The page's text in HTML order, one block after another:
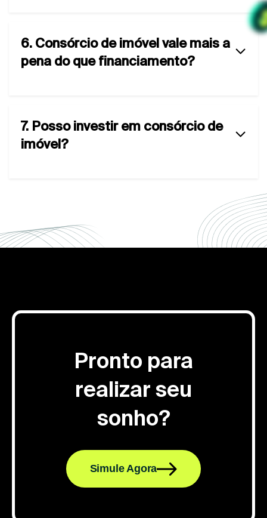
6. Consórcio de imóvel vale mais a
pena do que financiamento?
7. Posso investir em consórcio de
imóvel?
Pronto para
realizar seu
sonho?
Simule Agora